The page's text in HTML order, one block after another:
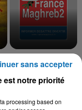
Nouveau Monde
est notre priorité
processing based on
sans accepter